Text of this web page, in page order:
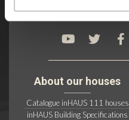
About our houses
Catalogue inHAUS 111 houses
inHAUS Building Specifications